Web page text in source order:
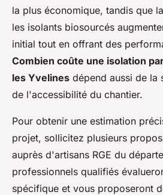
la plus économique, tandis que
les isolants biosourcés
initial tout en offrant des
Combien coûte une isolation
les Yvelines dépend aussi de la
de l'accessibilité du chantier.
Pour obtenir une estimation
projet, sollicitez plusieurs
auprès d'artisans RGE du
professionnels qualifiés
spécifique et vous proposeront